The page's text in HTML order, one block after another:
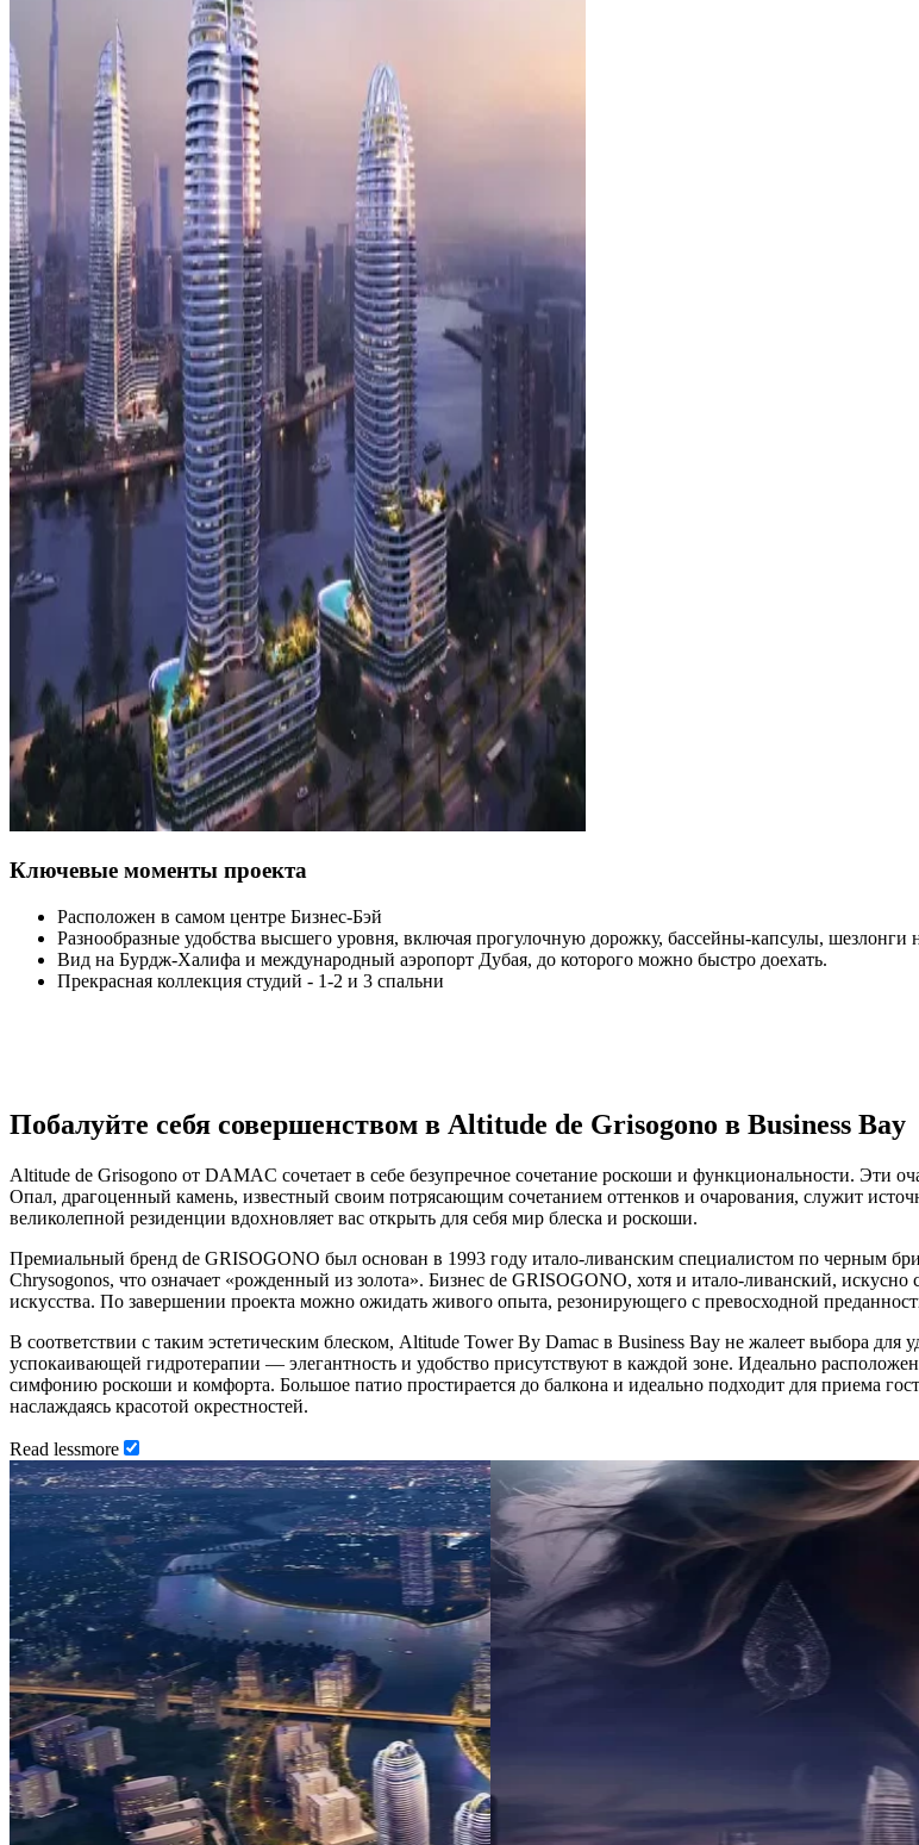
Ключевые моменты проекта
Расположен в самом центре Бизнес-Бэй
Разнообразные удобства высшего уровня, включая прогулочную дорожку, бассейны-капсулы, шезлонги
Вид на Бурдж-Халифа и международный аэропорт Дубая, до которого можно быстро доехать.
Прекрасная коллекция студий - 1-2 и 3 спальни
Побалуйте себя совершенством в Altitude de Grisogono в Business Bay
Altitude de Grisogono от DAMAC сочетает в себе безупречное сочетание роскоши и функциональности. Эти
Опал, драгоценный камень, известный своим потрясающим сочетанием оттенков и очарования, служит
великолепной резиденции вдохновляет вас открыть для себя мир блеска и роскоши.
Премиальный бренд de GRISOGONO был основан в 1993 году итало-ливанским специалистом по черным
Chrysogonos, что означает «рожденный из золота». Бизнес de GRISOGONO, хотя и итало-ливанский,
искусства. По завершении проекта можно ожидать живого опыта, резонирующего с превосходной
В соответствии с таким эстетическим блеском, Altitude Tower By Damac в Business Bay не жалеет выбора для
успокаивающей гидротерапии — элегантность и удобство присутствуют в каждой зоне. Идеально
симфонию роскоши и комфорта. Большое патио простирается до балкона и идеально подходит для приема
наслаждаясь красотой окрестностей.
Read lessmore